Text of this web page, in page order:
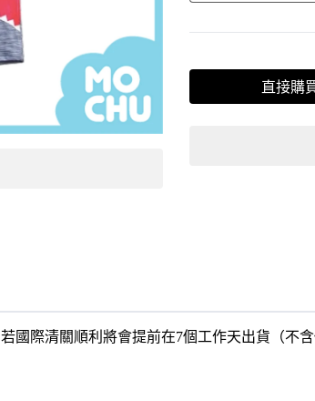
直接購
國際清關順利將會提前在7個工作天出貨（不含